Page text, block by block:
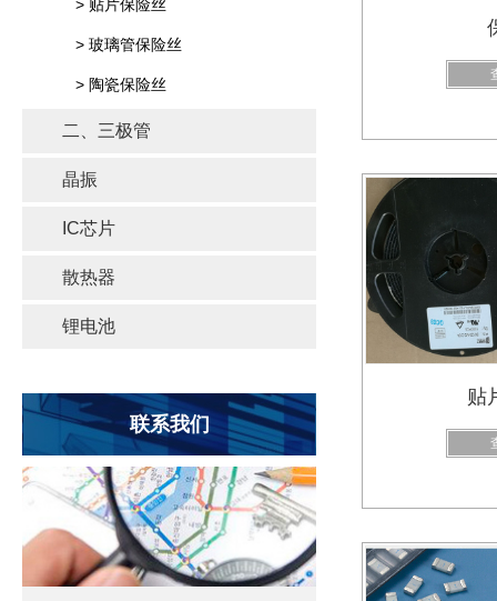
> 贴片保险丝
> 玻璃管保险丝
> 陶瓷保险丝
二、三极管
晶振
IC芯片
散热器
锂电池
联系我们
贴